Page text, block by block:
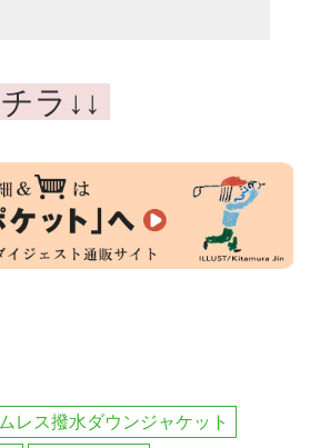
ラ↓↓
レス撥水ダウンジャケット